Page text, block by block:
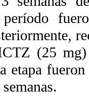
(25
etapa